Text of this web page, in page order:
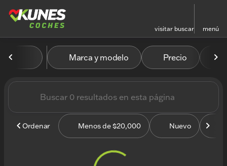
visitar buscar menú
filtrar buscar volver arriba
Vehículos en venta en
Marca y modelo Precio
Ordenar Menos de $20,000 Nuevo